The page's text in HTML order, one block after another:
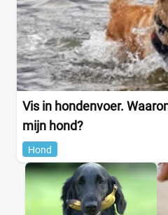
Vis in hondenvoer.
mijn hond?
Hond